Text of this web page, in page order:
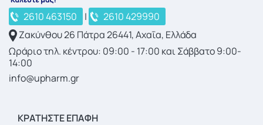
2610 463150 |
2610 429990
Ζακύνθου 26 Πάτρα 26441, Αχαΐα, Ελλάδα
Ωράριο τηλ. κέντρου: 09:00 - 17:00 και Σάββατο 9:00-
14:00
info@upharm.gr
ΚΡΑΤΉΣΤΕ ΕΠΑΦΉ